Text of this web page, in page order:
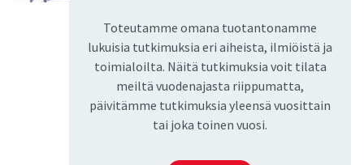
Toteutamme omana tuotantonamme
lukuisia tutkimuksia eri aiheista, ilmiöistä ja
toimialoilta. Näitä tutkimuksia voit tilata
meiltä vuodenajasta riippumatta,
päivitämme tutkimuksia yleensä vuosittain
tai joka toinen vuosi.